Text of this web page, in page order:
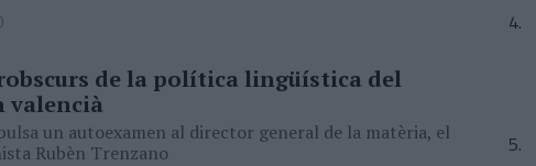
de la política lingüística del
valencià
un autoexamen al director general de la matèria, el
Rubèn Trenzano